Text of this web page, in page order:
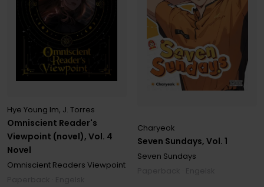
Omniscient Reader's
Viewpoint (novel), Vol. 4
Novel
Hye Young Im, J. Torres
Omniscient Readers Viewpoint
Seven Sundays, Vol. 1
Charyeok
Seven Sundays